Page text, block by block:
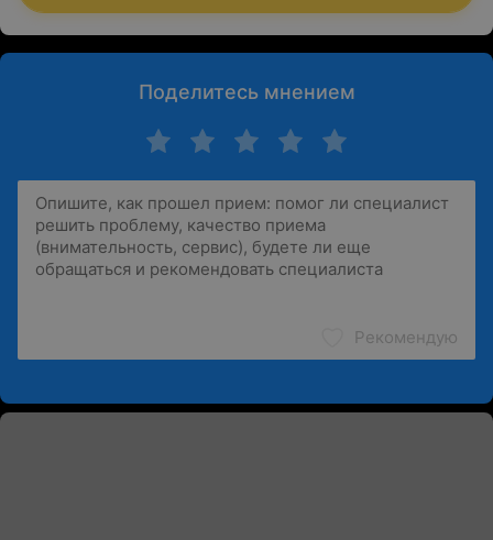
Поделитесь мнением
Рекомендую